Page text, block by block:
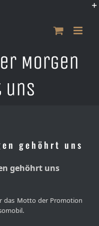
Morgen
uns
gehöhrt uns
gehöhrt uns
das Motto der Promotion